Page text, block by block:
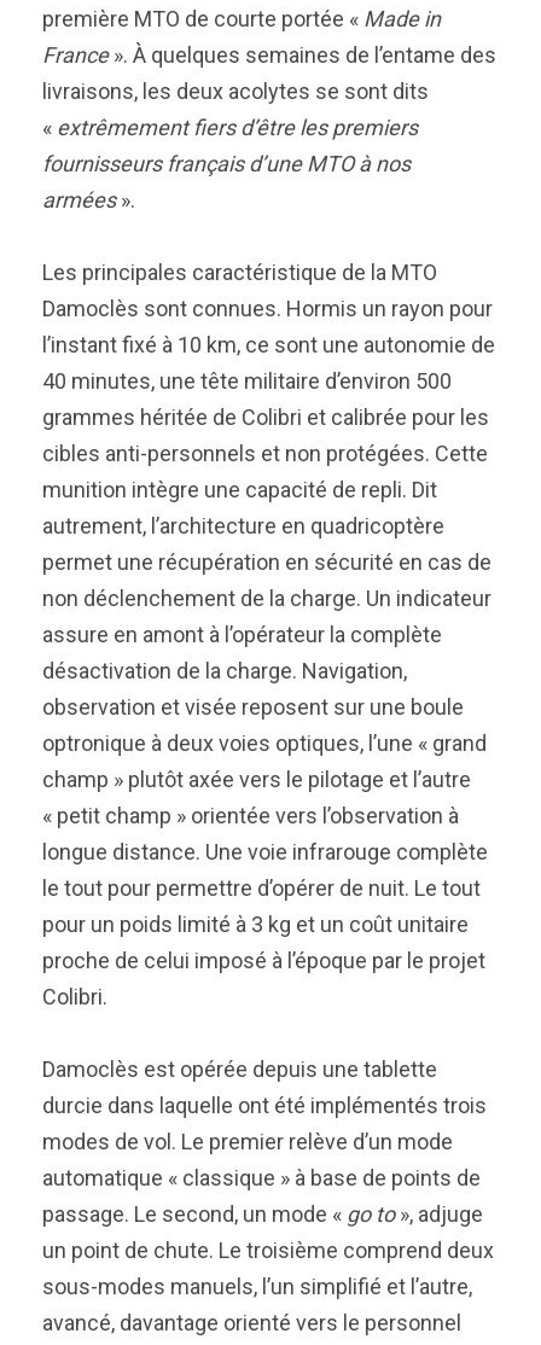
première MTO de courte portée « Made in
France». À quelques semaines de l’entame des
livraisons, les deux acolytes se sont dits
« extrêmement fiers d’être les premiers
fournisseurs français d’une MTO à nos
armées».
Les principales caractéristique de la MTO
Damoclès sont connues. Hormis un rayon pour
l’instant fixé à 10 km, ce sont une autonomie de
40 minutes, une tête militaire d’environ 500
grammes héritée de Colibri et calibrée pour les
cibles anti-personnels et non protégées. Cette
munition intègre une capacité de repli. Dit
autrement, l’architecture en quadricoptère
permet une récupération en sécurité en cas de
non déclenchement de la charge. Un indicateur
assure en amont à l’opérateur la complète
désactivation de la charge. Navigation,
observation et visée reposent sur une boule
optronique à deux voies optiques, l’une « grand
champ » plutôt axée vers le pilotage et l’autre
« petit champ » orientée vers l’observation à
longue distance. Une voie infrarouge complète
le tout pour permettre d’opérer de nuit. Le tout
pour un poids limité à 3 kg et un coût unitaire
proche de celui imposé à l’époque par le projet
Colibri.
Damoclès est opérée depuis une tablette
durcie dans laquelle ont été implémentés trois
modes de vol. Le premier relève d’un mode
automatique « classique » à base de points de
passage. Le second, un mode « go to», adjuge
un point de chute. Le troisième comprend deux
sous-modes manuels, l’un simplifié et l’autre,
avancé, davantage orienté vers le personnel